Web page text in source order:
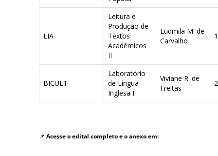
LIA
Leitura e
Produção de
Textos
Acadêmicos
II
Ludmila M. de
Carvalho
1
BICULT
Laboratório
de Língua
Inglesa I
Viviane R. de
Freitas
2
📌 Acesse o edital completo e o anexo em: